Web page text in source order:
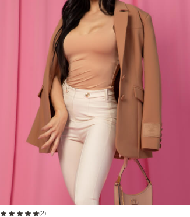
XS M L
(2)